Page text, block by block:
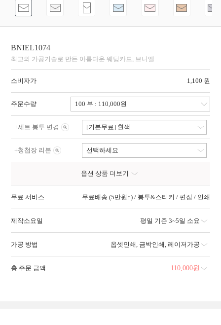
BNIEL1074
최고의 가공기술로 만든 아름다운 웨딩카드, 브니엘
소비자가 1,100 원
주문수량
+세트 봉투 변경 [기본무료] 흰색
+청첩장 리본 선택하세요
옵션 상품 더보기
무료 서비스 무료배송 (5만원↑) / 봉투&스티커 / 편집 / 인쇄
제작소요일 평일 기준 3~5일 소요
가공 방법 옵셋인쇄 금박인쇄 레이저가공
총 주문 금액 110,000원